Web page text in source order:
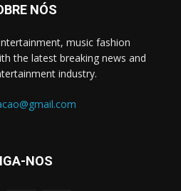
NÓS
music fashion
the latest breaking news and
industry.
NOS